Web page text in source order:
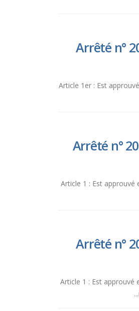
Arrêté n°
Article 1er : Est
Arrêté n°
Article 1 : Est approuvé
Arrêté n°
Article 1 : Est approuvé